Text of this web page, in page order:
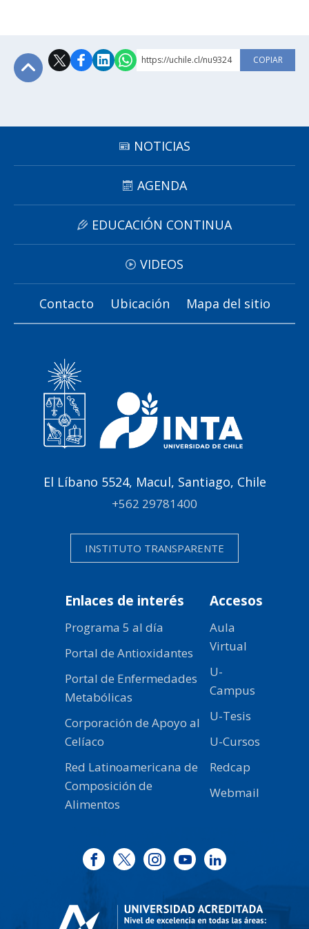
https://uchile.cl/nu9324 COPIAR
NOTICIAS
AGENDA
EDUCACIÓN CONTINUA
VIDEOS
Contacto Ubicación Mapa del sitio
El Líbano 5524, Macul, Santiago, Chile
+562 29781400
INSTITUTO TRANSPARENTE
Enlaces de interés
Programa 5 al día
Portal de Antioxidantes
Portal de Enfermedades
Metabólicas
Corporación de Apoyo al
Celíaco
Red Latinoamericana de
Composición de
Alimentos
Accesos
Aula
Virtual
U-
Campus
U-Tesis
U-Cursos
Redcap
Webmail